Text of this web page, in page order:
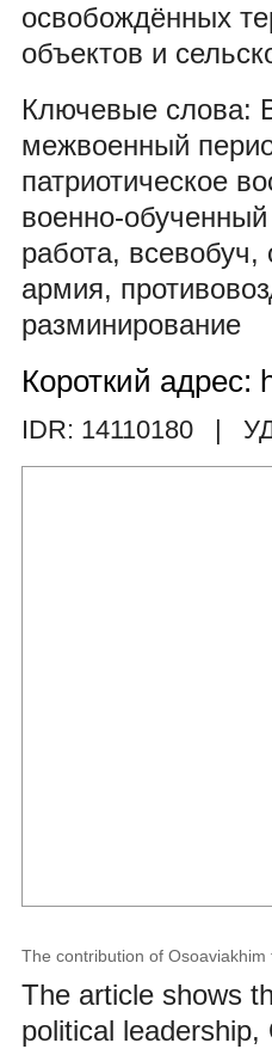
освобождённых
объектов и
межвоенный
патриотическое
военно-
работа, всевобуч,
армия,
разминирование
Короткий адрес:
IDR: 14110180 |
The contribution of
The article shows
political